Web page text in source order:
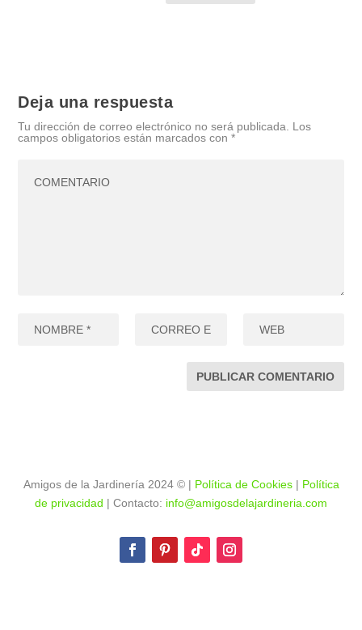
Deja una respuesta
Tu dirección de correo electrónico no será publicada. Los
campos obligatorios están marcados con*
Amigos de la Jardinería 2024 © | Política de Cookies| Política
de privacidad | Contacto: info@amigosdelajardineria.com